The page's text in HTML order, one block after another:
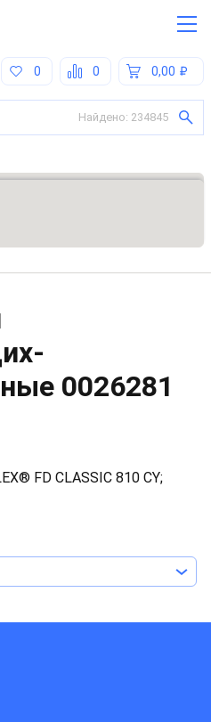
0,00
0
0
Найдено: 234845
0026281
FD CLASSIC 810 CY;